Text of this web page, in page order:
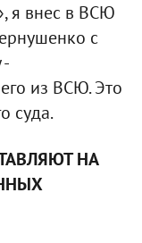
я внес в ВСЮ
с
из ВСЮ. Это
суда.
НА